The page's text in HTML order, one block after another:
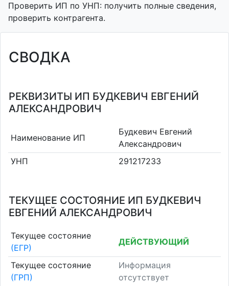
Проверить ИП по УНП: получить полные сведения,
проверить контрагента.
СВОДКА
РЕКВИЗИТЫ ИП БУДКЕВИЧ ЕВГЕНИЙ
АЛЕКСАНДРОВИЧ
Наименование ИП
Будкевич Евгений
Александрович
УНП
291217233
ТЕКУЩЕЕ СОСТОЯНИЕ ИП БУДКЕВИЧ
ЕВГЕНИЙ АЛЕКСАНДРОВИЧ
Текущее состояние
(ЕГР)
ДЕЙСТВУЮЩИЙ
Текущее состояние
(ГРП)
Информация
отсутствует